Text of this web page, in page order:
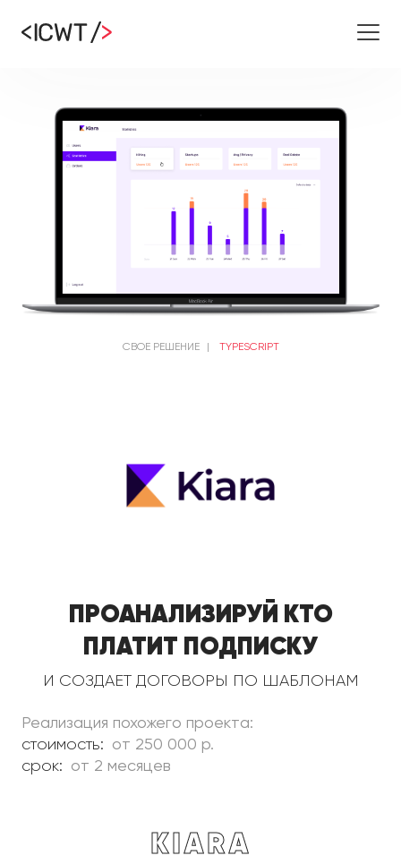
СВОЕ РЕШЕНИЕ TYPESCRIPT
Проанализируй кто
платит подписку
и создает договоры по шаблонам
Реализация похожего проекта:
стоимость:
от 250 000 р.
срок:
от 2 месяцев
Kiara